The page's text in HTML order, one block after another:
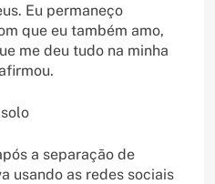
Eu permaneço
que eu também amo,
me deu tudo na minha
a separação de
usando as redes sociais